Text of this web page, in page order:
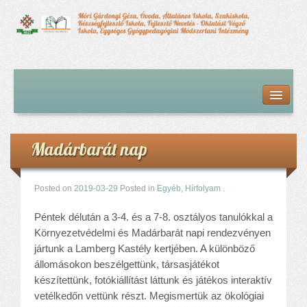
Hírfolyam
Iskolai élet
Alapdokumentumok
Intézményvezetői megbízás dokumentumai
Órarendek (2025/26. tanév)
Szakkörök
Tanév rendje
Diákigazolvány
Középfokú beiskolázás a 2026-2027-ös tanévben
Középfokú eredmények
Madárbarát nap
Posted on 2019-03-29 Posted in Egyéb, Hírfolyam .
Péntek délután a 3-4. és a 7-8. osztályos tanulókkal a
Környezetvédelmi és Madárbarát napi rendezvényen
jártunk a Lamberg Kastély kertjében. A különböző
állomásokon beszélgettünk, társasjátékot
készítettünk, fotókiállítást láttunk és játékos interaktív
vetélkedőn vettünk részt. Megismertük az ökológiai